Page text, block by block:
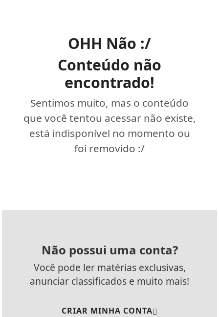
OHH Não :/
Conteúdo não
encontrado!
Sentimos muito, mas o conteúdo
que você tentou acessar não existe,
está indisponível no momento ou
foi removido :/
Não possui uma conta?
Você pode ler matérias exclusivas,
anunciar classificados e muito mais!
CRIAR MINHA CONTA